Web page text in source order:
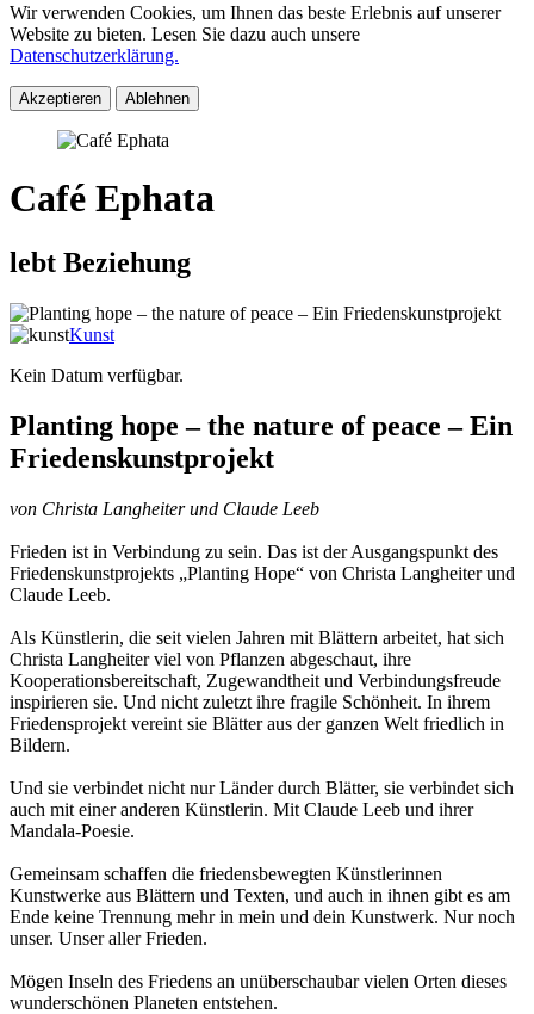
Wir verwenden Cookies, um Ihnen das beste Erlebnis auf unserer
Website zu bieten. Lesen Sie dazu auch unsere
Datenschutzerklärung.
Akzeptieren Ablehnen
Café Ephata
lebt Beziehung
Kunst
Kein Datum verfügbar.
Planting hope – the nature of peace – Ein
Friedenskunstprojekt
von Christa Langheiter und Claude Leeb
Frieden ist in Verbindung zu sein. Das ist der Ausgangspunkt des
Friedenskunstprojekts „Planting Hope“ von Christa Langheiter und
Claude Leeb.
Als Künstlerin, die seit vielen Jahren mit Blättern arbeitet, hat sich
Christa Langheiter viel von Pflanzen abgeschaut, ihre
Kooperationsbereitschaft, Zugewandtheit und Verbindungsfreude
inspirieren sie. Und nicht zuletzt ihre fragile Schönheit. In ihrem
Friedensprojekt vereint sie Blätter aus der ganzen Welt friedlich in
Bildern.
Und sie verbindet nicht nur Länder durch Blätter, sie verbindet sich
auch mit einer anderen Künstlerin. Mit Claude Leeb und ihrer
Mandala-Poesie.
Gemeinsam schaffen die friedensbewegten Künstlerinnen
Kunstwerke aus Blättern und Texten, und auch in ihnen gibt es am
Ende keine Trennung mehr in mein und dein Kunstwerk. Nur noch
unser. Unser aller Frieden.
Mögen Inseln des Friedens an unüberschaubar vielen Orten dieses
wunderschönen Planeten entstehen.